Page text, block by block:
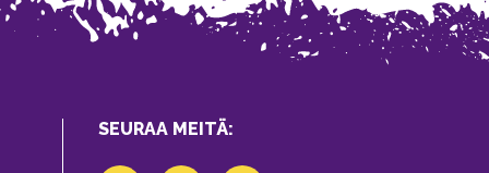
SEURAA MEITÄ: